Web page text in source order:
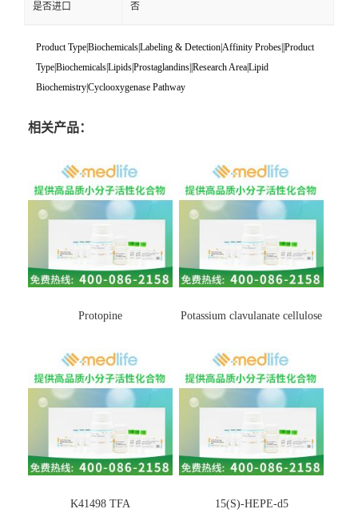
是否进口 否
Product Type|Biochemicals|Labeling & Detection|Affinity Probes||Product
Type|Biochemicals|Lipids|Prostaglandins||Research Area|Lipid
Biochemistry|Cyclooxygenase Pathway
相关产品：
Protopine Potassium clavulanate cellulose
K41498 TFA 15(S)-HEPE-d5